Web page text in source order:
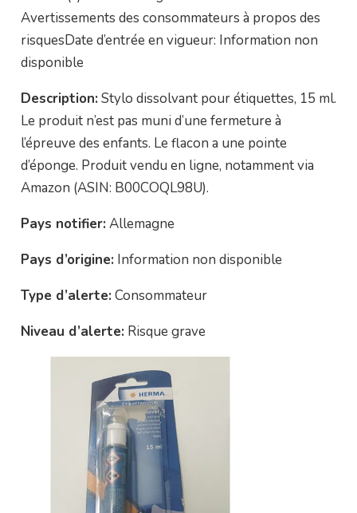
Avertissements des consommateurs à propos des
risquesDate d’entrée en vigueur: Information non
disponible
Description: Stylo dissolvant pour étiquettes, 15 ml.
Le produit n’est pas muni d’une fermeture à
l’épreuve des enfants. Le flacon a une pointe
d’éponge. Produit vendu en ligne, notamment via
Amazon (ASIN: B00COQL98U).
Pays notifier: Allemagne
Pays d’origine: Information non disponible
Type d’alerte: Consommateur
Niveau d’alerte: Risque grave